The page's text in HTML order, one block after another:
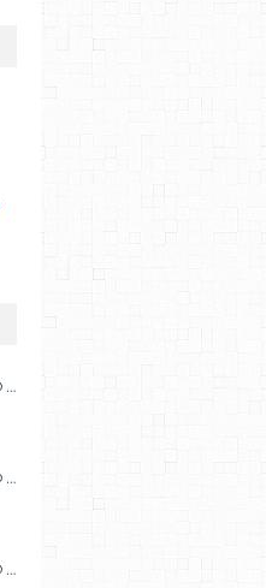
…
…
…